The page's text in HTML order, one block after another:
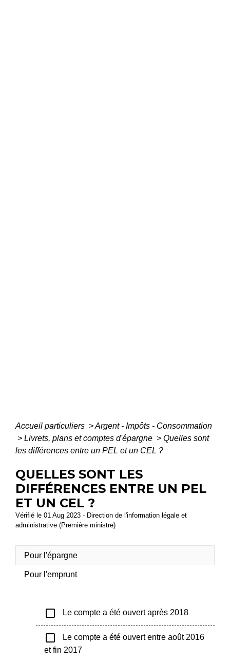
Accueil particuliers >Argent - Impôts - Consommation
> Livrets, plans et comptes d'épargne > Quelles sont
les différences entre un PEL et un CEL ?
QUELLES SONT LES
DIFFÉRENCES ENTRE UN PEL
ET UN CEL ?
Vérifié le 01 Aug 2023 - Direction de l'information légale et
administrative (Première ministre)
Pour l'épargne
Pour l'emprunt
check_box_outline_blank Le compte a été ouvert après 2018
check_box_outline_blank
Le compte a été ouvert entre août 2016
et fin 2017